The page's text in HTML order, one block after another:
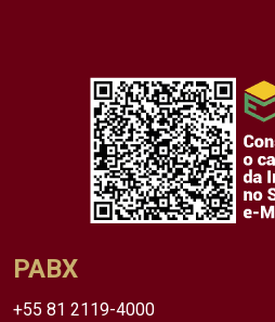
PABX
+55 81 2119-4000